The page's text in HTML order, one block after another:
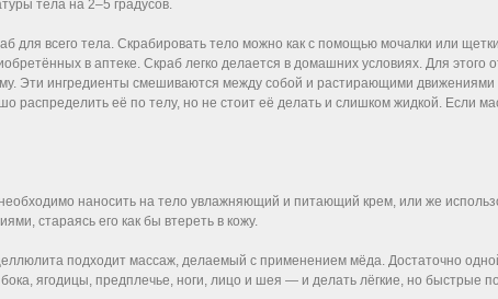
тела на 2–5 градусов.
для всего тела. Скрабировать тело можно как с помощью мочалки или
в аптеке. Скраб легко делается в домашних условиях. Для
Эти ингредиенты смешиваются между собой и растирающими движениями
распределить её по телу, но не стоит её делать и слишком жидкой. Если
наносить на тело увлажняющий и питающий крем, или же
стараясь его как бы втереть в кожу.
подходит массаж, делаемый с применением мёда. Достаточно
ягодицы, предплечье, ноги, лицо и шея — и делать лёгкие, но быстрые